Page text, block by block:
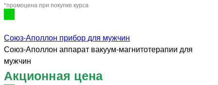
*промоцена при покупке курса
Союз-Аполлон прибор для мужчин
Союз-Аполлон аппарат вакуум-магнитотерапии для
мужчин
Акционная цена